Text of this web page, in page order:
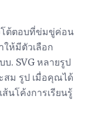
โต้ตอบที่ข่มขู่ค่อน
ห้มีตัวเลือก
. SVG หลายรูป
สม รูป เมื่อคุณได้
นโค้งการเรียนรู้